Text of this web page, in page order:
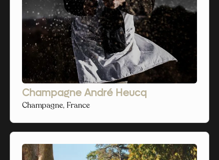
Champagne André Heucq
Champagne, France